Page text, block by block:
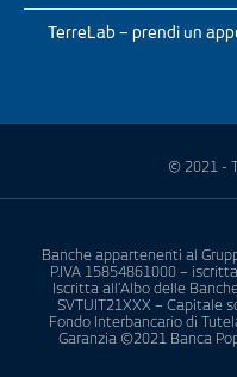
TerreLab – prendi un
© 2021 -
Banche appartenenti al
P.IVA 15854861000 –
Iscritta all’Albo delle
SVTUIT21XXX – Capitale
Fondo Interbancario di
Garanzia ©2021 Banca